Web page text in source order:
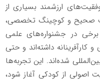
ارزشمند بسیاری از
صحیح و کوچینگ تخصصی،
برخی در جشنواره‌های علمی
کارآفرینانه داشته‌اند و حتی
شده‌اند. این تجربه‌ها
اصولی از کودکی آغاز شود،